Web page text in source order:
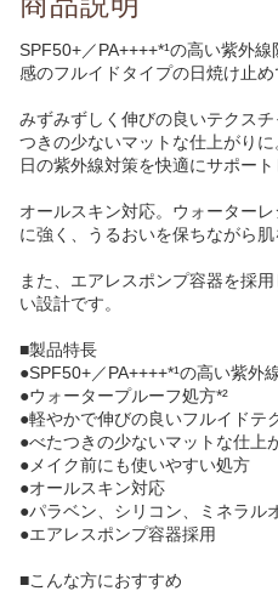
SPF50+／PA++++*¹の高い紫外
感のフルイドタイプの日焼け止め
みずみずしく伸びの良いテクス
つきの少ないマットな仕上がり
日の紫外線対策を快適にサポート
オールスキン対応。ウォーター
に強く、うるおいを保ちながら肌
また、エアレスポンプ容器を採
い設計です。
■製品特長
●SPF50+／PA++++*¹の高い紫外
●ウォータープルーフ処方*²
●軽やかで伸びの良いフルイドテ
●べたつきの少ないマットな仕上
●メイク前にも使いやすい処方
●オールスキン対応
●パラベン、シリコン、ミネラル
●エアレスポンプ容器採用
■こんな方におすすめ